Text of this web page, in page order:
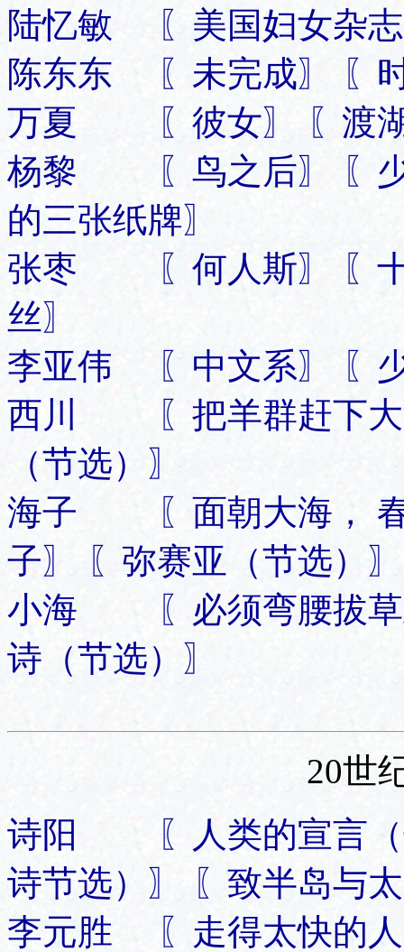
陆忆敏 〖美国妇女杂志
陈东东 〖未完成〗 〖
万夏 〖彼女〗 〖渡湖
杨黎 〖鸟之后〗 〖少
的三张纸牌〗
张枣 〖何人斯〗 〖十
丝〗
李亚伟 〖中文系〗 〖
西川 〖把羊群赶下大
（节选）〗
海子 〖面朝大海， 春
子〗 〖弥赛亚（节选）〗
小海 〖必须弯腰拔草
诗（节选）〗
20世
诗阳 〖人类的宣言（
诗节选）〗 〖致半岛与
李元胜 〖走得太快的人